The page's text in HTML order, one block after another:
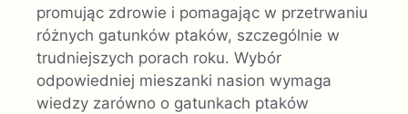
promując zdrowie i pomagając w przetrwaniu
różnych gatunków ptaków, szczególnie w
trudniejszych porach roku. Wybór
odpowiedniej mieszanki nasion wymaga
wiedzy zarówno o gatunkach ptaków